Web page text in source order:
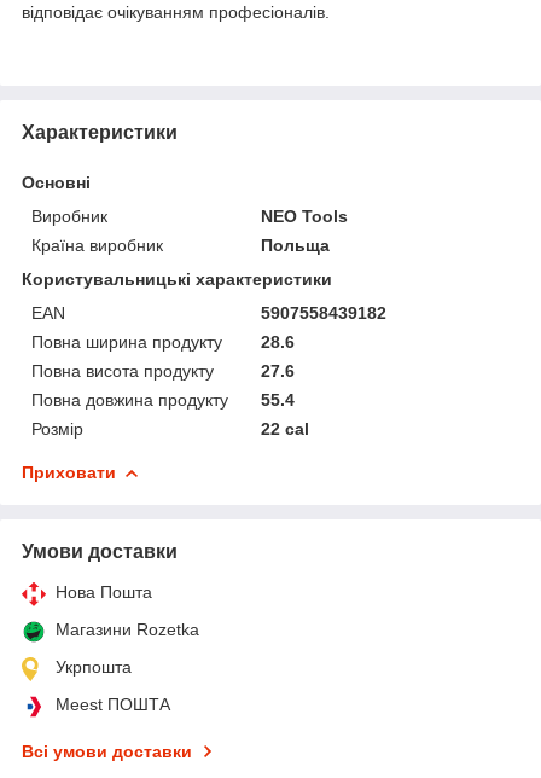
відповідає очікуванням професіоналів.
Характеристики
Основні
Виробник
NEO Tools
Країна виробник
Польща
Користувальницькі характеристики
EAN
5907558439182
Повна ширина продукту
28.6
Повна висота продукту
27.6
Повна довжина продукту
55.4
Розмір
22 cal
Приховати
Умови доставки
Нова Пошта
Магазини Rozetka
Укрпошта
Meest ПОШТА
Всі умови доставки